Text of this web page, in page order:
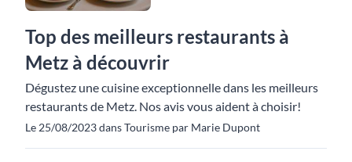
Top des meilleurs restaurants à
Metz à découvrir
Dégustez une cuisine exceptionnelle dans les meilleurs
restaurants de Metz. Nos avis vous aident à choisir!
Le 25/08/2023 dans Tourisme par Marie Dupont